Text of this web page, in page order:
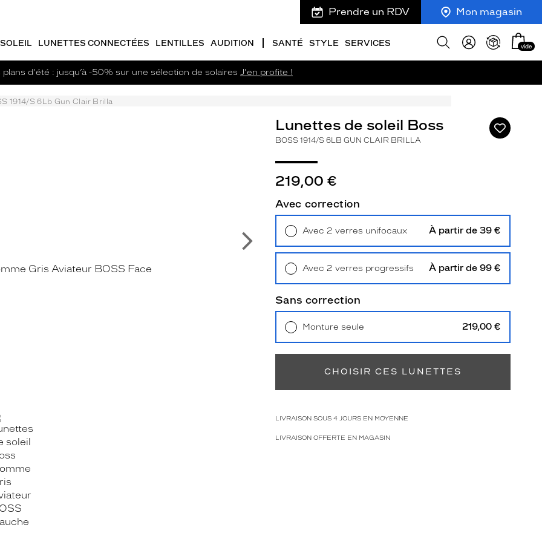
Prendre un RDV Mon magasin
LUNETTES CONNECTÉES LENTILLES AUDITION SANTÉ STYLE SERVICES
Afficher
Mon
panier
vide
plans d'été : jusqu’à -50% sur une sélection de solaires J'en profite !
1914/S 6Lb Gun Clair Brilla
Ajouter
à
Suivant
Lunettes de soleil Boss
BOSS 1914/S 6LB GUN CLAIR BRILLA
219,00 €
Avec correction
Avec 2 verres unifocaux À partir de 39 €
Avec 2 verres progressifs À partir de 99 €
Sans correction
Monture seule 219,00 €
CHOISIR CES LUNETTES
LIVRAISON SOUS 4 JOURS EN MOYENNE
LIVRAISON OFFERTE EN MAGASIN